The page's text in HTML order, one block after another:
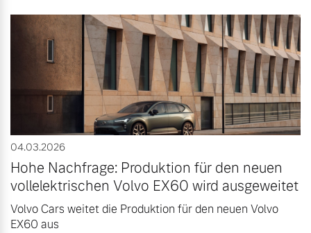
04.03.2026
Hohe Nachfrage: Produktion für den neuen
vollelektrischen Volvo EX60 wird ausgeweitet
Volvo Cars weitet die Produktion für den neuen Volvo
EX60 aus